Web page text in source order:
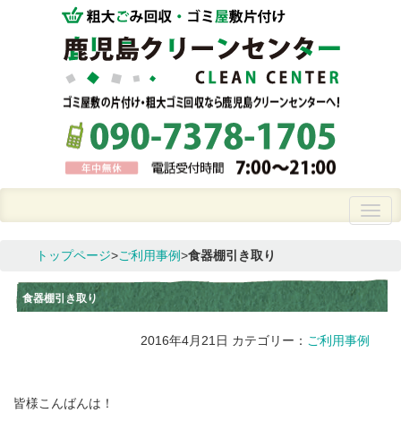
トップページ>ご利用事例>食器棚引き取り
食器棚引き取り
2016年4月21日 カテゴリー： ご利用事例
皆様こんばんは！